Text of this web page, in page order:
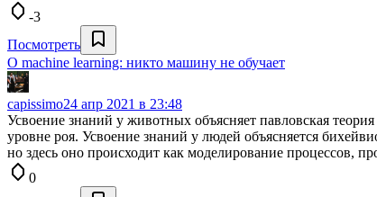
-3
Посмотреть
О machine learning: никто машину не обучает
capissimo24 апр 2021 в 23:48
Усвоение знаний у животных объясняет павловская
уровне роя. Усвоение знаний у людей объясняется
но здесь оно происходит как моделирование процессов,
0